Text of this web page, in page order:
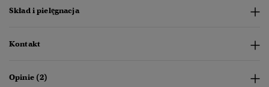
Skład i pielęgnacja
Kontakt
Opinie (2)